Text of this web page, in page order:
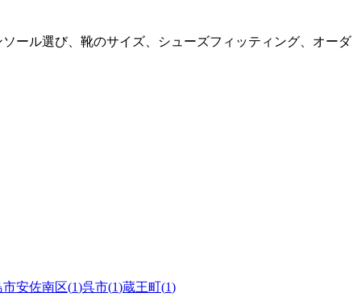
ール選び、靴のサイズ、シューズフィッティング、オーダ
市安佐南区(1)呉市(1)蔵王町(1)